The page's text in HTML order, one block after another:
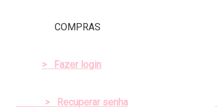
COMPRAS
> Fazer login
> Recuperar senha